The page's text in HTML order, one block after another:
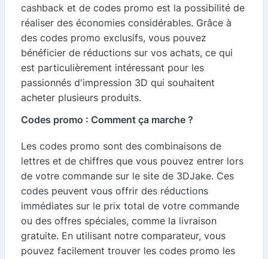
cashback et de codes promo est la possibilité de
réaliser des économies considérables. Grâce à
des codes promo exclusifs, vous pouvez
bénéficier de réductions sur vos achats, ce qui
est particulièrement intéressant pour les
passionnés d'impression 3D qui souhaitent
acheter plusieurs produits.
Codes promo : Comment ça marche ?
Les codes promo sont des combinaisons de
lettres et de chiffres que vous pouvez entrer lors
de votre commande sur le site de 3DJake. Ces
codes peuvent vous offrir des réductions
immédiates sur le prix total de votre commande
ou des offres spéciales, comme la livraison
gratuite. En utilisant notre comparateur, vous
pouvez facilement trouver les codes promo les